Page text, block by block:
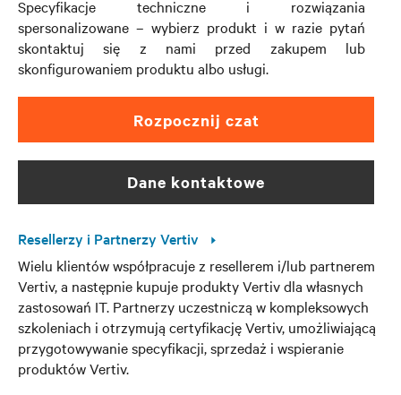
Specyfikacje techniczne i rozwiązania
spersonalizowane – wybierz produkt i w razie pytań
skontaktuj się z nami przed zakupem lub
skonfigurowaniem produktu albo usługi.
Rozpocznij czat
dane kontaktowe
Resellerzy i Partnerzy Vertiv
Wielu klientów współpracuje z resellerem i/lub partnerem
Vertiv, a następnie kupuje produkty Vertiv dla własnych
zastosowań IT. Partnerzy uczestniczą w kompleksowych
szkoleniach i otrzymują certyfikację Vertiv, umożliwiającą
przygotowywanie specyfikacji, sprzedaż i wspieranie
produktów Vertiv.